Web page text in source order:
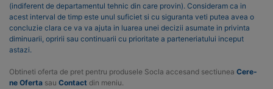
(indiferent de departamentul tehnic din care provin). Consideram ca in
acest interval de timp este unul suficiet si cu siguranta veti putea avea o
concluzie clara ce va va ajuta in luarea unei decizii asumate in privinta
diminuarii, opririi sau continuarii cu prioritate a parteneriatului inceput
astazi.
Obtineti oferta de pret pentru produsele Socla accesand sectiunea Cere-
ne Oferta sau Contact din meniu.